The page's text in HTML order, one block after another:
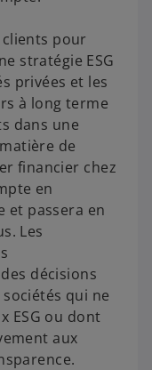
pour
stratégie ESG
privées et les
à long terme
dans une
de
financier chez
en
et passera en
Les
décisions
qui ne
ESG ou dont
aux